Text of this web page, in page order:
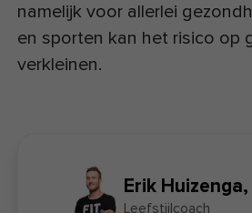
namelijk voor allerlei
en sporten kan het risico op
verkleinen.
Erik Huizenga,
Leefstijlcoach